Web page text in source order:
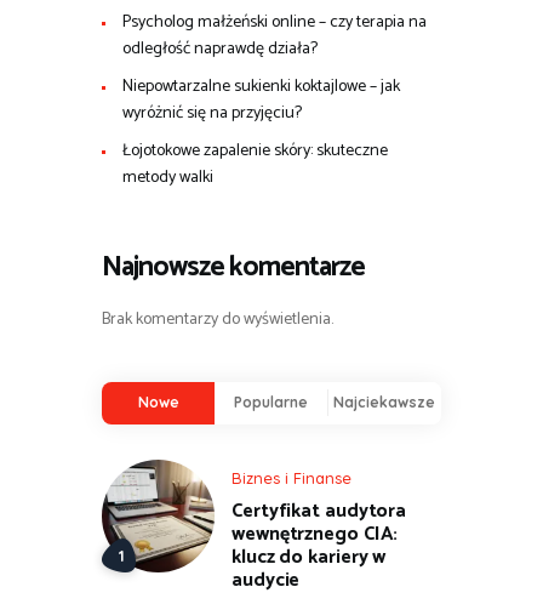
Psycholog małżeński online – czy terapia na
odległość naprawdę działa?
Niepowtarzalne sukienki koktajlowe – jak
wyróżnić się na przyjęciu?
Łojotokowe zapalenie skóry: skuteczne
metody walki
Najnowsze komentarze
Brak komentarzy do wyświetlenia.
Nowe Popularne Najciekawsze
Biznes i Finanse
Certyfikat audytora
wewnętrznego CIA:
klucz do kariery w
audycie